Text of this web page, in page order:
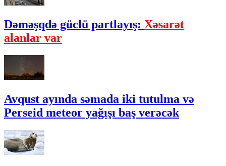
Dəməşqdə güclü partlayış: Xəsarət
alanlar var
Avqust ayında səmada iki tutulma və
Perseid meteor yağışı baş verəcək